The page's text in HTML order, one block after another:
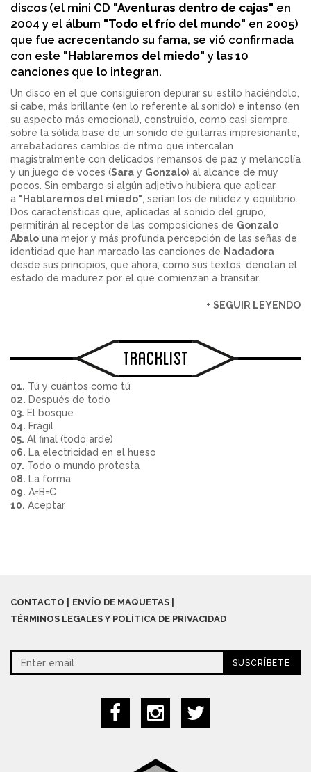
discos (el mini CD "Aventuras dentro de cajas" en
2004 y el álbum "Todo el frío del mundo" en 2005)
que fue acrecentando su fama, se vió confirmada
con este "Hablaremos del miedo" y las 10
canciones que lo integran.
Un disco en el que consiguieron depurar su estilo haciéndolo,
si cabe, más brillante (en lo referente al sonido) e intenso (en
su aspecto más emocional), construido, como casi siempre,
sobre la sólida base de un sonido de guitarras impresionante,
arrebatadores cambios de ritmo que intercalan
magistralmente con delicados remansos de paz y melancolía
y un juego de voces (Sara y Gonzalo) al alcance de muy
pocos. Sin embargo si algún adjetivo hubiera que aplicar
a "Hablaremos del miedo", serían los de nitidez y equilibrio.
Dos características que, aplicadas al sonido del grupo,
permitirán al receptor de las composiciones de Gonzalo
Abalo una mejor y más profunda percepción de las señas de
identidad que han marcado las canciones de Nadadora
desde sus principios, que ahora, como sus textos, denotan el
estado de madurez por el que comienzan a transitar.
+ SEGUIR LEYENDO
Tracklist
01. Tú y cuántos como tú
02. Después de todo
03. El bosque
04. Frágil
05. Al final (todo arde)
06. La electricidad en el hueso
07. Todo o mundo protesta
08. La forma
09. A=B=C
10. Aceptar
CONTACTO
ENVÍO DE MAQUETAS
TÉRMINOS LEGALES Y POLÍTICA DE PRIVACIDAD
SUSCRÍBETE